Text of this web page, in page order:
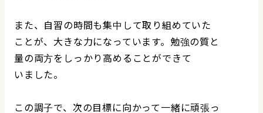
また、自習の時間も集中して取り組めていた
ことが、大きな力になっています。勉強の質と
量の両方をしっかり高めることができて
いました。
この調子で、次の目標に向かって一緒に頑張っ